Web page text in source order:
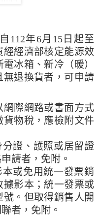
112年6月15日起至
經經濟部核定能源效
冰箱、新冷（暖）
無退換貨者，可申請
際網路或書面方式
物稅，應檢附文件
證、護照或居留證
請者，免附。
或免用統一發票銷
影本；統一發票或
。但取得銷售人開
者，免附。